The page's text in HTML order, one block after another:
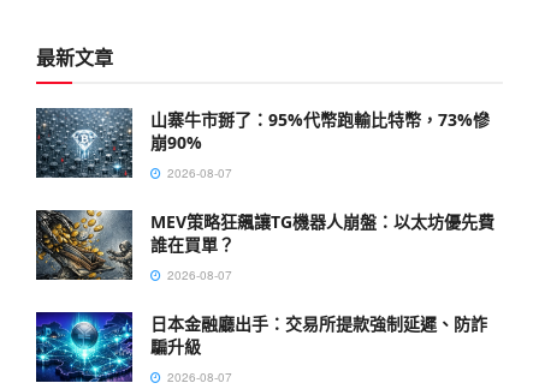
最新文章
山寨牛市掰了：95%代幣跑輸比特幣，73%慘
崩90%
2026-08-07
MEV策略狂飆讓TG機器人崩盤：以太坊優先費
誰在買單？
2026-08-07
日本金融廳出手：交易所提款強制延遲、防詐
騙升級
2026-08-07